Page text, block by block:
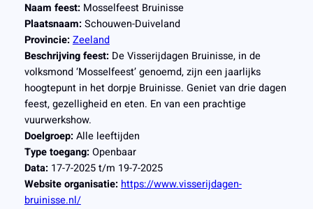
Naam feest: Mosselfeest Bruinisse
Plaatsnaam: Schouwen-Duiveland
Provincie: Zeeland
Beschrijving feest: De Visserijdagen Bruinisse, in de
volksmond ‘Mosselfeest’ genoemd, zijn een jaarlijks
hoogtepunt in het dorpje Bruinisse. Geniet van drie dagen
feest, gezelligheid en eten. En van een prachtige
vuurwerkshow.
Doelgroep: Alle leeftijden
Type toegang: Openbaar
Data: 17-7-2025 t/m 19-7-2025
Website organisatie: https://www.visserijdagen-
bruinisse.nl/